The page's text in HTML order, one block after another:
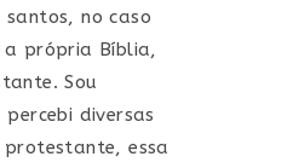
santos, no caso
a própria Bíblia,
Sou
diversas
protestante, essa